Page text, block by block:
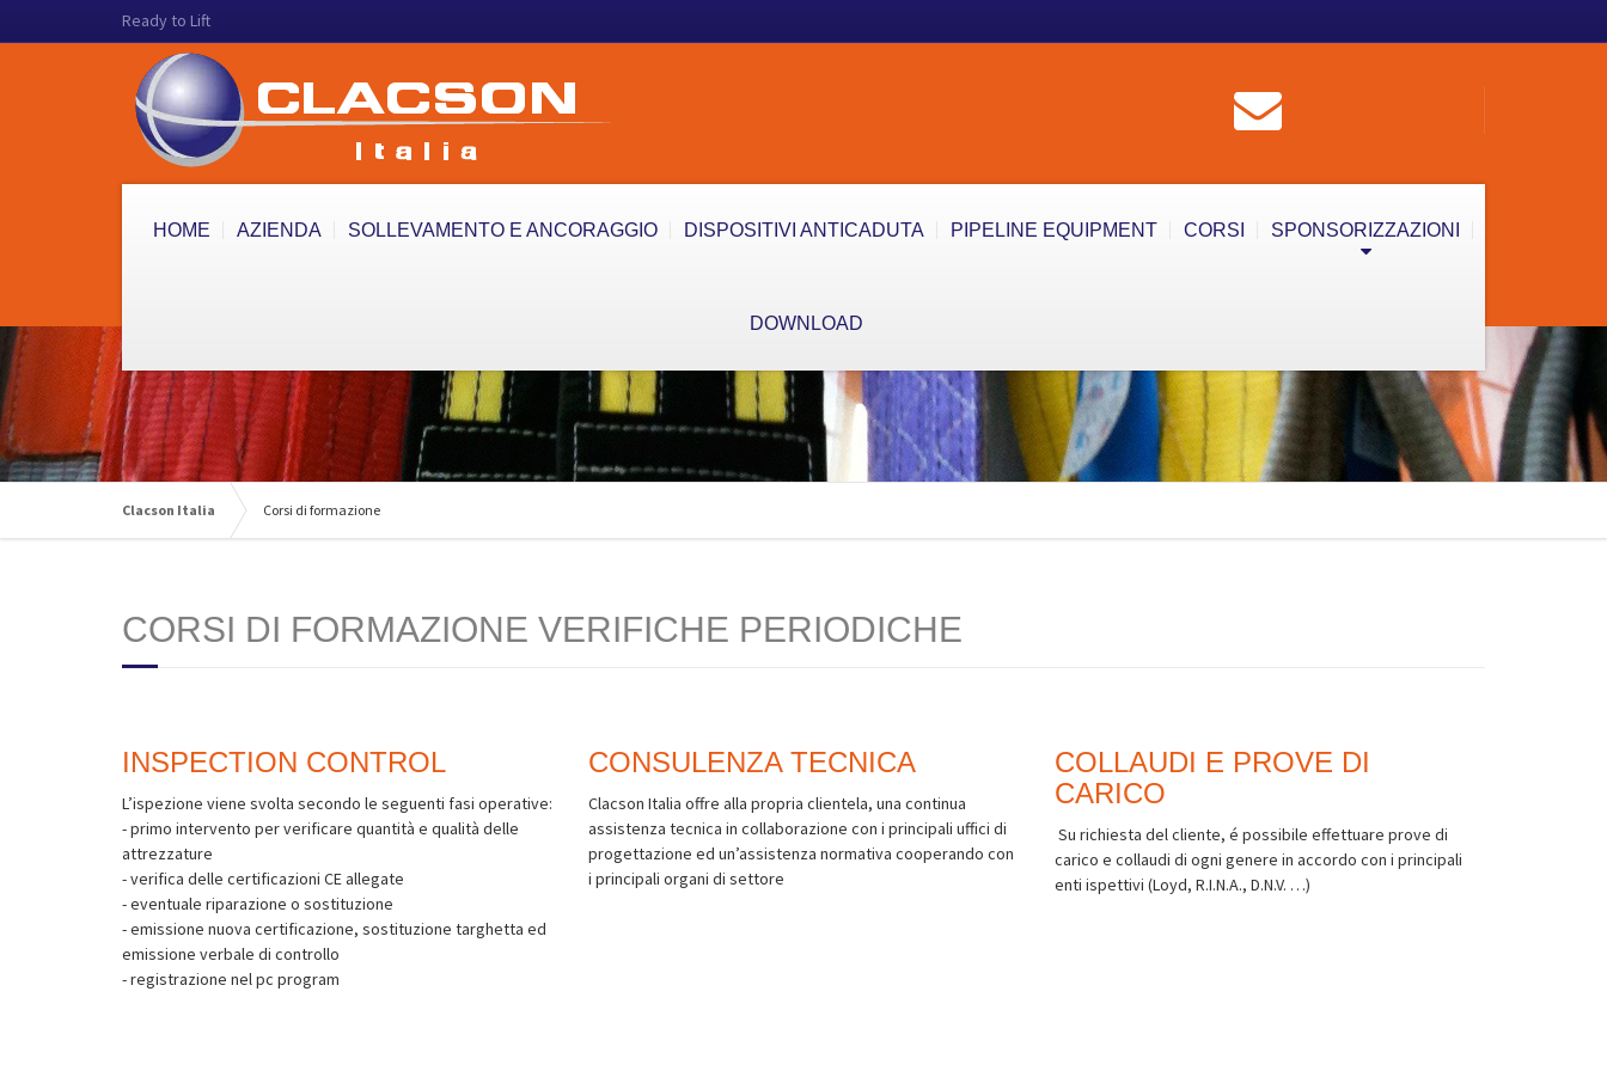
Ready to Lift
HOME AZIENDA SOLLEVAMENTO E ANCORAGGIO DISPOSITIVI ANTICADUTA PIPELINE EQUIPMENT CORSI SPONSORIZZAZIONI
DOWNLOAD
Clacson Italia Corsi di formazione
CORSI DI FORMAZIONE VERIFICHE PERIODICHE
INSPECTION CONTROL
L’ispezione viene svolta secondo le seguenti fasi operative:
- primo intervento per verificare quantità e qualità delle
attrezzature
- verifica delle certificazioni CE allegate
- eventuale riparazione o sostituzione
- emissione nuova certificazione, sostituzione targhetta ed
emissione verbale di controllo
- registrazione nel pc program
CONSULENZA TECNICA
Clacson Italia offre alla propria clientela, una continua
assistenza tecnica in collaborazione con i principali uffici di
progettazione ed un’assistenza normativa cooperando con
i principali organi di settore
COLLAUDI E PROVE DI
CARICO
Su richiesta del cliente, é possibile effettuare prove di
carico e collaudi di ogni genere in accordo con i principali
enti ispettivi (Loyd, R.I.N.A., D.N.V. …)